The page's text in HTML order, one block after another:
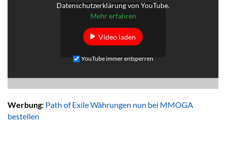
Datenschutzerklärung von YouTube.
Mehr erfahren
Video laden
YouTube immer entsperren
Werbung: Path of Exile Währungen nun bei MMOGA
bestellen